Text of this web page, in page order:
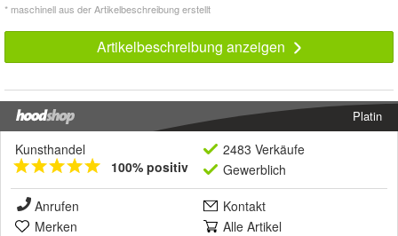
* maschinell aus der Artikelbeschreibung erstellt
Artikelbeschreibung anzeigen
Platin
Kunsthandel
100% positiv
2483 Verkäufe
Gewerblich
Anrufen
Kontakt
Merken
Alle Artikel